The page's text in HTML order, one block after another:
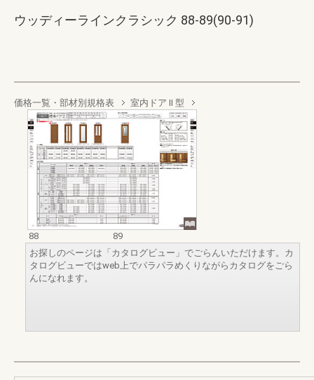
ウッディーラインクラシック 88-89(90-91)
価格一覧・部材別規格表 室内ドア II 型
88
89
お探しのページは「カタログビュー」でごらんいただけます。カ
タログビューではweb上でパラパラめくりながらカタログをごら
んになれます。